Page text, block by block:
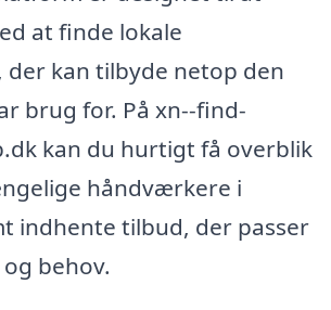
at finde lokale
kan tilbyde netop den
brug for. På xn--find-
kan du hurtigt få overblik
håndværkere i
indhente tilbud, der passer
behov.